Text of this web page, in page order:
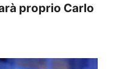
proprio Carlo